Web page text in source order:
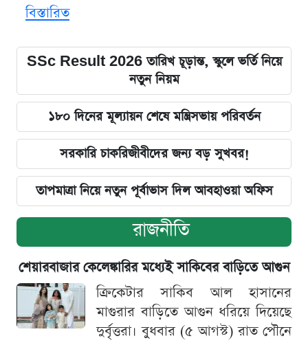
বিস্তারিত
SSc Result 2026 তারিখ চূড়ান্ত, স্কুলে ভর্তি নিয়ে
নতুন নিয়ম
১৮০ দিনের মূল্যায়ন শেষে মন্ত্রিসভায় পরিবর্তন
সরকারি চাকরিজীবীদের জন্য বড় সুখবর!
তাপমাত্রা নিয়ে নতুন পূর্বাভাস দিল আবহাওয়া অফিস
রাজনীতি
শেয়ারবাজার কেলেঙ্কারির মধ্যেই সাকিবের বাড়িতে আগুন
ক্রিকেটার সাকিব আল হাসানের
মাগুরার বাড়িতে আগুন ধরিয়ে দিয়েছে
দুর্বৃত্তরা। বুধবার (৫ আগস্ট) রাত পৌনে